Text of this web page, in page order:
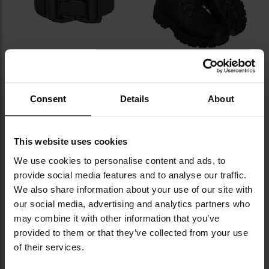
Consent Details About
This website uses cookies
We use cookies to personalise content and ads, to
provide social media features and to analyse our traffic.
We also share information about your use of our site with
our social media, advertising and analytics partners who
may combine it with other information that you’ve
provided to them or that they’ve collected from your use
of their services.
Wysyłka:
64,95 zł
DO KOSZYKA
Buty Texar TXR III - Black
Natychmiast
DO KOSZYKA
Dodaj
do
schowka